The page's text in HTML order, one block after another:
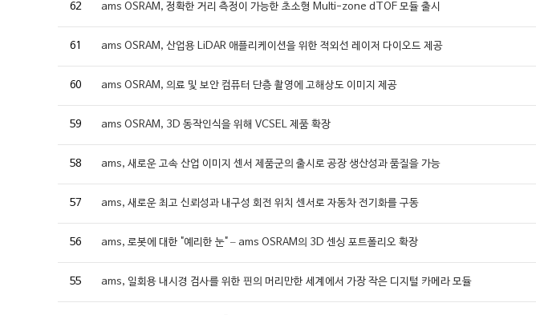
62 ams OSRAM, 정확한 거리 측정이 가능한 초소형 Multi-zone dTOF 모듈 출시
61 ams OSRAM, 산업용 LiDAR 애플리케이션을 위한 적외선 레이저 다이오드 제공
60 ams OSRAM, 의료 및 보안 컴퓨터 단층 촬영에 고해상도 이미지 제공
59 ams OSRAM, 3D 동작인식을 위해 VCSEL 제품 확장
58 ams, 새로운 고속 산업 이미지 센서 제품군의 출시로 공장 생산성과 품질을 가능
57 ams, 새로운 최고 신뢰성과 내구성 회전 위치 센서로 자동차 전기화를 구동
56 ams, 로봇에 대한 "예리한 눈" – ams OSRAM의 3D 센싱 포트폴리오 확장
55 ams, 일회용 내시경 검사를 위한 핀의 머리만한 세계에서 가장 작은 디지털 카메라 모듈